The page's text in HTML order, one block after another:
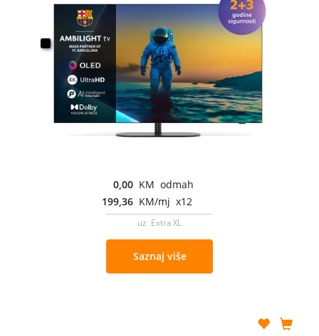
0,00 KM odmah
199,36 KM/mj x12
uz Extra XL
Saznaj više